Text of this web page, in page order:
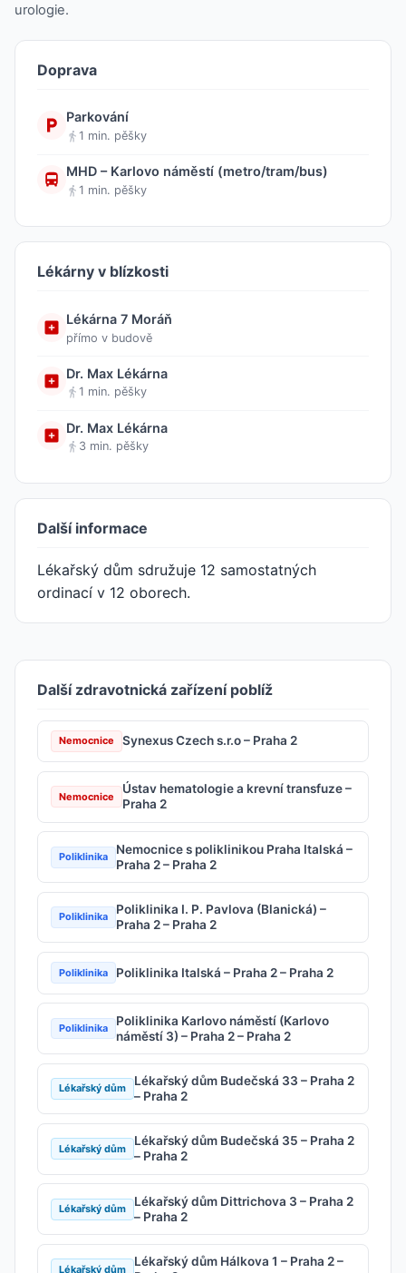
urologie.
Doprava
Parkování
1 min. pěšky
MHD – Karlovo náměstí (metro/tram/bus)
1 min. pěšky
Lékárny v blízkosti
Lékárna 7 Moráň
přímo v budově
Dr. Max Lékárna
1 min. pěšky
Dr. Max Lékárna
3 min. pěšky
Další informace
Lékařský dům sdružuje 12 samostatných
ordinací v 12 oborech.
Další zdravotnická zařízení poblíž
Nemocnice Synexus Czech s.r.o – Praha 2
Nemocnice
Ústav hematologie a krevní transfuze –
Praha 2
Poliklinika
Nemocnice s poliklinikou Praha Italská –
Praha 2 – Praha 2
Poliklinika
Poliklinika I. P. Pavlova (Blanická) –
Praha 2 – Praha 2
Poliklinika Poliklinika Italská – Praha 2 – Praha 2
Poliklinika
Poliklinika Karlovo náměstí (Karlovo
náměstí 3) – Praha 2 – Praha 2
Lékařský dům
Lékařský dům Budečská 33 – Praha 2
– Praha 2
Lékařský dům
Lékařský dům Budečská 35 – Praha 2
– Praha 2
Lékařský dům
Lékařský dům Dittrichova 3 – Praha 2
– Praha 2
Lékařský dům
Lékařský dům Hálkova 1 – Praha 2 –